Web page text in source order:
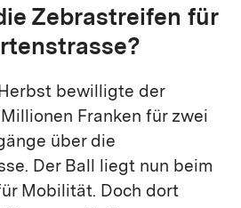
Zebrastreifen für
bewilligte der
Franken für zwei
über die
Der Ball liegt nun beim
Mobilität. Doch dort